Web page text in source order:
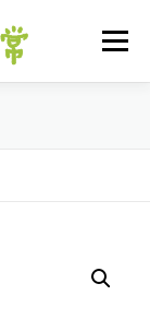
選單